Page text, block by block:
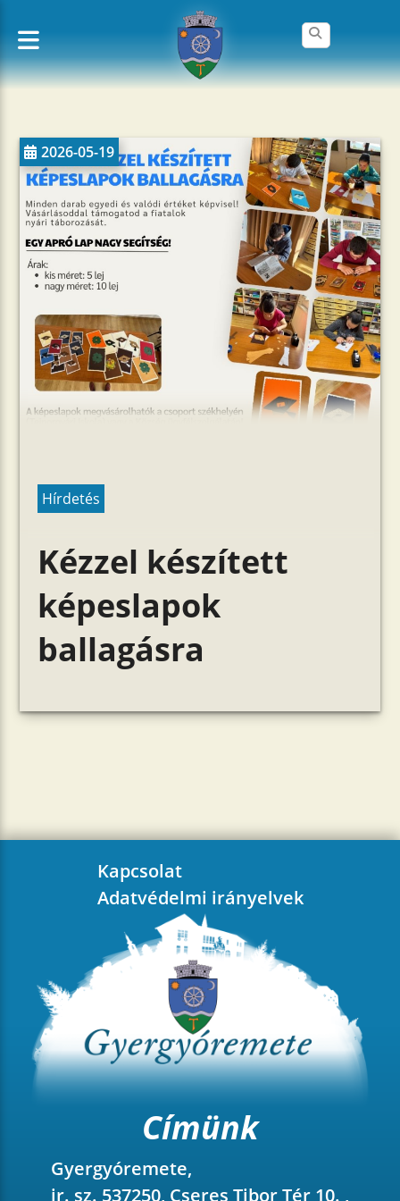
Hírdetés
2026-05-19
Kézzel készített
képeslapok
ballagásra
Kapcsolat
Adatvédelmi irányelvek
Címünk
Gyergyóremete,
ir. sz. 537250, Cseres Tibor Tér 10. ,